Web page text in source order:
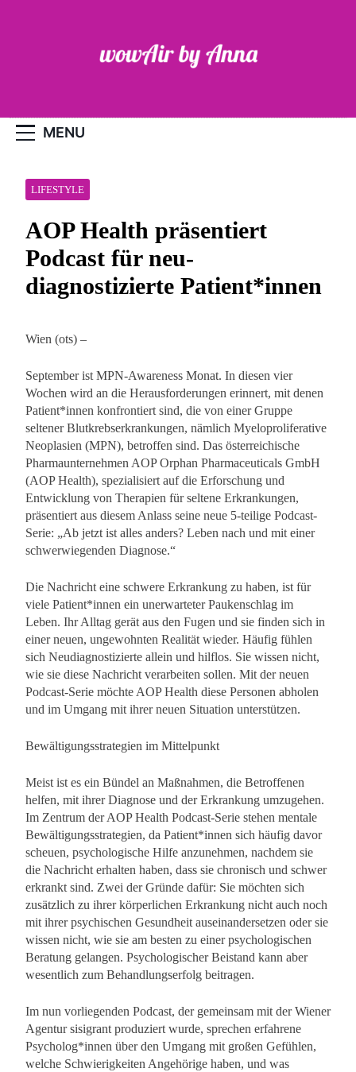
MENU
LIFESTYLE
AOP Health präsentiert
Podcast für neu-
diagnostizierte Patient*innen
Wien (ots) –
September ist MPN-Awareness Monat. In diesen vier
Wochen wird an die Herausforderungen erinnert, mit denen
Patient*innen konfrontiert sind, die von einer Gruppe
seltener Blutkrebserkrankungen, nämlich Myeloproliferative
Neoplasien (MPN), betroffen sind. Das österreichische
Pharmaunternehmen AOP Orphan Pharmaceuticals GmbH
(AOP Health), spezialisiert auf die Erforschung und
Entwicklung von Therapien für seltene Erkrankungen,
präsentiert aus diesem Anlass seine neue 5-teilige Podcast-
Serie: „Ab jetzt ist alles anders? Leben nach und mit einer
schwerwiegenden Diagnose.“
Die Nachricht eine schwere Erkrankung zu haben, ist für
viele Patient*innen ein unerwarteter Paukenschlag im
Leben. Ihr Alltag gerät aus den Fugen und sie finden sich in
einer neuen, ungewohnten Realität wieder. Häufig fühlen
sich Neudiagnostizierte allein und hilflos. Sie wissen nicht,
wie sie diese Nachricht verarbeiten sollen. Mit der neuen
Podcast-Serie möchte AOP Health diese Personen abholen
und im Umgang mit ihrer neuen Situation unterstützen.
Bewältigungsstrategien im Mittelpunkt
Meist ist es ein Bündel an Maßnahmen, die Betroffenen
helfen, mit ihrer Diagnose und der Erkrankung umzugehen.
Im Zentrum der AOP Health Podcast-Serie stehen mentale
Bewältigungsstrategien, da Patient*innen sich häufig davor
scheuen, psychologische Hilfe anzunehmen, nachdem sie
die Nachricht erhalten haben, dass sie chronisch und schwer
erkrankt sind. Zwei der Gründe dafür: Sie möchten sich
zusätzlich zu ihrer körperlichen Erkrankung nicht auch noch
mit ihrer psychischen Gesundheit auseinandersetzen oder sie
wissen nicht, wie sie am besten zu einer psychologischen
Beratung gelangen. Psychologischer Beistand kann aber
wesentlich zum Behandlungserfolg beitragen.
Im nun vorliegenden Podcast, der gemeinsam mit der Wiener
Agentur sisigrant produziert wurde, sprechen erfahrene
Psycholog*innen über den Umgang mit großen Gefühlen,
welche Schwierigkeiten Angehörige haben, und was